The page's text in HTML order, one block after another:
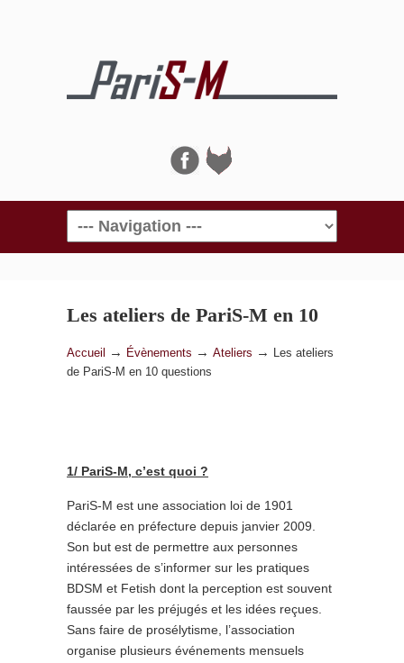
Navigation
Les ateliers de PariS-M en 10
questions
Accueil → Évènements → Ateliers →
Les ateliers
de PariS-M en 10 questions
1/ PariS-M, c’est quoi ?
PariS-M est une association loi de 1901
déclarée en préfecture depuis janvier 2009.
Son but est de permettre aux personnes
intéressées de s’informer sur les pratiques
BDSM et Fetish dont la perception est souvent
faussée par les préjugés et les idées reçues.
Sans faire de prosélytisme, l’association
organise plusieurs événements mensuels